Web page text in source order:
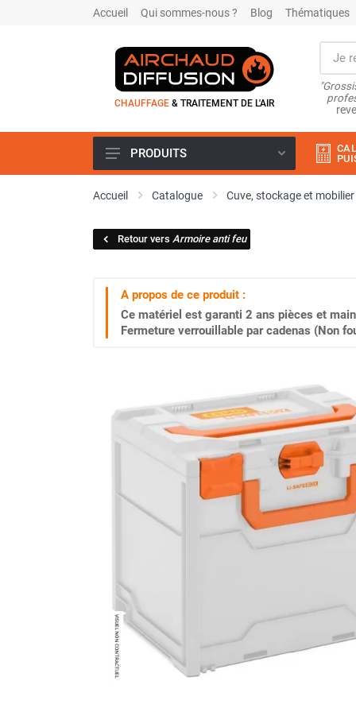
Accueil Qui sommes-nous ? Blog Thématiques
CHAUFFAGE & TRAITEMENT DE L'AIR
Climatiseur
Climatiseur mobile résidentiel et
Rafraîchisseur d'air
Rafraichisseur d'air mobile
Rafraîchisseur d'air gainable
Ventilateur brumisateur
Ventilateur / extracteur d'air mobile
Ventilateur de chantier
Ventilateur centrifuge
Ventilateur de bureau
Ventilateur de table
Extracteur d'air mural
Extracteur d'air mural hélicoïde
Extracteur d'air mural centrifuge
Extracteur d'air mural ATEX
PRODUITS
Accueil Catalogue Cuve, stockage et mobilier
Retour vers Armoire anti feu
A propos de ce produit :
Ce matériel est garanti 2 ans pièces et
Fermeture verrouillable par cadenas (Non